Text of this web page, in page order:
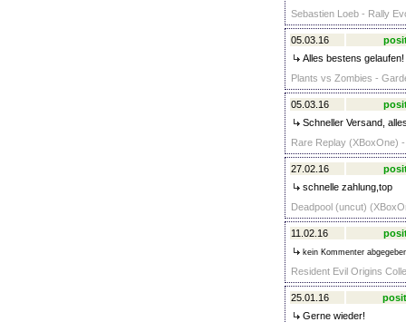
Sebastien Loeb - Rally
05.03.16
Alles bestens gelaufen!
Plants vs Zombies -
05.03.16
Schneller Versand,
Rare Replay (XBoxOne)
27.02.16
schnelle zahlung,top
Deadpool (uncut)
11.02.16
kein Kommenter
Resident Evil Origins
25.01.16
Gerne wieder!